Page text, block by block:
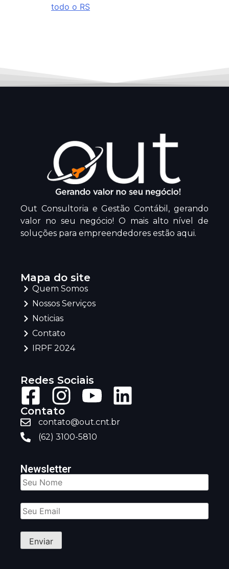
todo o RS
Out Consultoria e Gestão Contábil, gerando
valor no seu negócio! O mais alto nível de
soluções para empreendedores estão aqui.
Mapa do site
Quem Somos
Nossos Serviços
Noticias
Contato
IRPF 2024
Redes Sociais
Contato
contato@out.cnt.br
(62) 3100-5810
Newsletter